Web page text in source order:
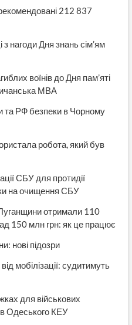
212 837
нагоди Дня знань сім’ям
воїнів до Дня пам’яті
МВА
та РФ безпеки в Чорному
робота, який був
СБУ для протидії
на очищення СБУ
отримали 110
150 млн грн: як це працює
нові підозри
мобілізації: судитимуть
для військових
Одеського КЕУ